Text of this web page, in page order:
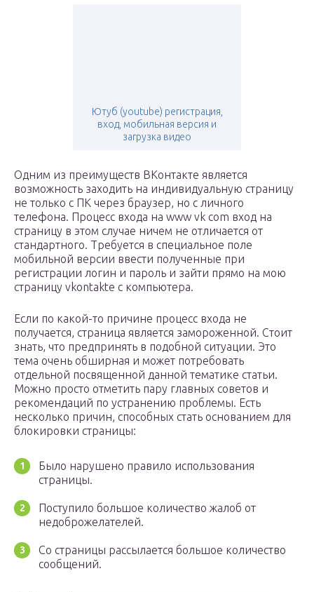
Ютуб (youtube) регистрация,
вход, мобильная версия и
загрузка видео
Одним из преимуществ ВКонтакте является
возможность заходить на индивидуальную страницу
не только с ПК через браузер, но с личного
телефона. Процесс входа на www vk com вход на
страницу в этом случае ничем не отличается от
стандартного. Требуется в специальное поле
мобильной версии ввести полученные при
регистрации логин и пароль и зайти прямо на мою
страницу vkontakte с компьютера.
Если по какой-то причине процесс входа не
получается, страница является замороженной. Стоит
знать, что предпринять в подобной ситуации. Это
тема очень обширная и может потребовать
отдельной посвященной данной тематике статьи.
Можно просто отметить пару главных советов и
рекомендаций по устранению проблемы. Есть
несколько причин, способных стать основанием для
блокировки страницы:
Было нарушено правило использования
страницы.
Поступило большое количество жалоб от
недоброжелателей.
Со страницы рассылается большое количество
сообщений.